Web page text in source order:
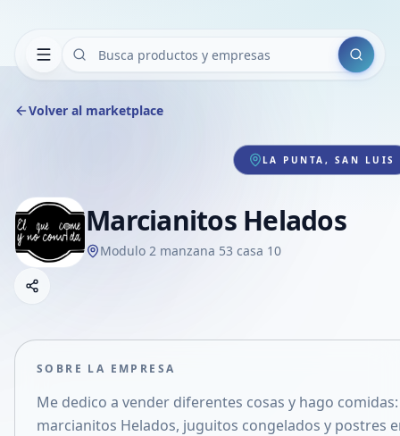
Buscar
Volver al marketplace
LA PUNTA, SAN LUIS
Marcianitos Helados
Modulo 2 manzana 53 casa 10
Compartir empresa
Compartir en X
SOBRE LA EMPRESA
Me dedico a vender diferentes cosas y hago
marcianitos Helados, juguitos congelados y postres